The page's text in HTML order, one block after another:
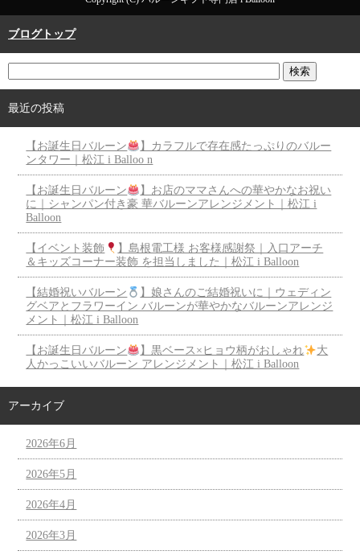
ブログトップ
最近の投稿
【お誕生日バルーン
】カラフルで存在感たっぷりのバルー
ンタワー｜松江 i Balloo n
【お誕生日バルーン
】お店のママさんへの華やかなお祝い
に｜シャンパン付き豪 華バルーンアレンジメント｜松江 i
Balloon
【イベント装飾
】島根電工様 お客様感謝祭｜入口アーチ
＆キッズコーナー装飾 を担当しました｜松江 i Balloon
【結婚祝いバルーン
】娘さんのご結婚祝いに｜ウェディン
グベアとフラワーイン バルーンが華やかなバルーンアレンジ
メント｜松江 i Balloon
【お誕生日バルーン 】黒ベース×ヒョウ柄がおしゃれ
大
人かっこいいバルーン アレンジメント｜松江 i Balloon
アーカイブ
2026年6月
2026年5月
2026年4月
2026年3月